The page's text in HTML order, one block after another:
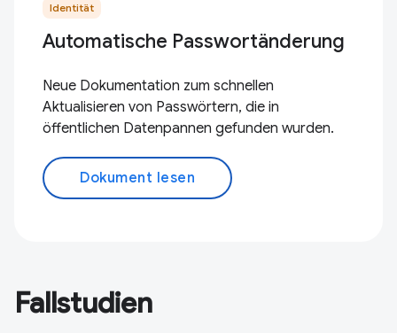
Identität
Automatische Passwortänderung
Neue Dokumentation zum schnellen
Aktualisieren von Passwörtern, die in
öffentlichen Datenpannen gefunden wurden.
Dokument lesen
Fallstudien